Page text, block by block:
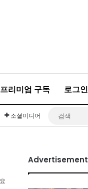
프리미엄 구독 로그인
소셜미디어
Advertisement